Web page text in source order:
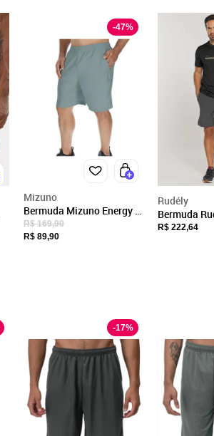
-47%
Mizuno
Bermuda Mizuno Energy M
7" Masculina Cinza
R$ 169,90
R$ 89,90
Rudély
Bermuda
Cinza
R$ 222,64
-17%